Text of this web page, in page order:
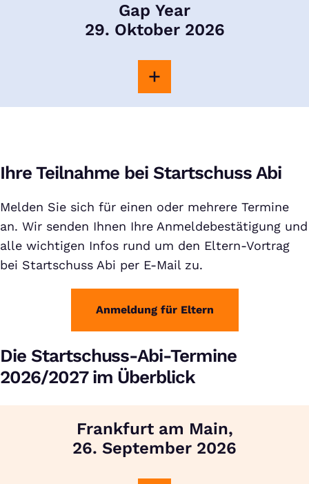
Gap Year
29. Oktober 2026
Ihre Teilnahme bei Startschuss Abi
Melden Sie sich für einen oder mehrere Termine
an. Wir senden Ihnen Ihre Anmeldebestätigung und
alle wichtigen Infos rund um den Eltern-Vortrag
bei Startschuss Abi per E-Mail zu.
Anmeldung für Eltern
Die Startschuss-Abi-Termine
2026/2027 im Überblick
Frankfurt am Main,
26. September 2026